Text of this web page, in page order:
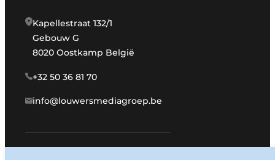
Kapellestraat 132/1
Gebouw G
8020 Oostkamp België
+32 50 36 81 70
info@louwersmediagroep.be